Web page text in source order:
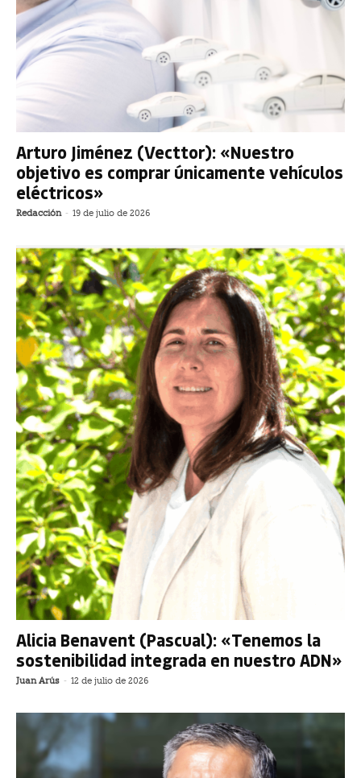
Arturo Jiménez (Vecttor): «Nuestro
objetivo es comprar únicamente vehículos
eléctricos»
Redacción - 19 de julio de 2026
Alicia Benavent (Pascual): «Tenemos la
sostenibilidad integrada en nuestro ADN»
Juan Arús - 12 de julio de 2026